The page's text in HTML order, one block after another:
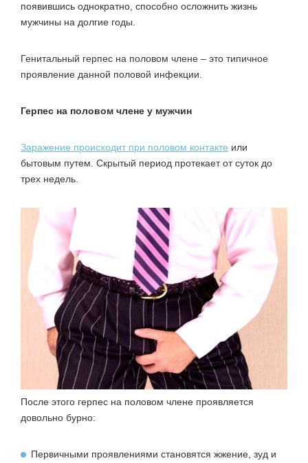
появившись однократно, способно осложнить жизнь
мужчины на долгие годы.
Генитальный герпес на половом члене – это типичное
проявление данной половой инфекции.
Герпес на половом члене у мужчин
Заражение происходит при половом контакте или
бытовым путем. Скрытый период протекает от суток до
трех недель.
После этого герпес на половом члене проявляется
довольно бурно:
Первичными проявлениями становятся жжение, зуд и